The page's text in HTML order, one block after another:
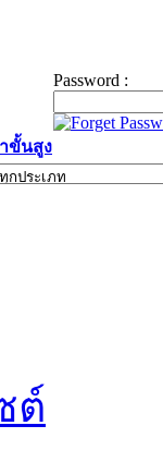
Password :
ขั้นสูง
ต์